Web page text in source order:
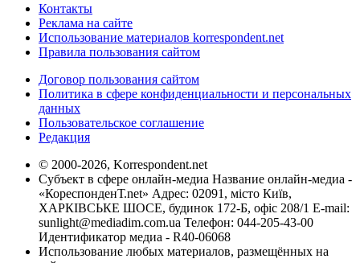
Контакты
Реклама на сайте
Использование материалов korrespondent.net
Правила пользования сайтом
Договор пользования сайтом
Политика в сфере конфиденциальности и персональных
данных
Пользовательское соглашение
Редакция
© 2000-2026, Korrespondent.net
Субъект в сфере онлайн-медиа Название онлайн-медиа -
«КореспонденТ.net» Адрес: 02091, місто Київ,
ХАРКІВСЬКЕ ШОСЕ, будинок 172-Б, офіс 208/1 E-mail:
sunlight@mediadim.com.ua Телефон: 044-205-43-00
Идентификатор медиа - R40-06068
Использование любых материалов, размещённых на